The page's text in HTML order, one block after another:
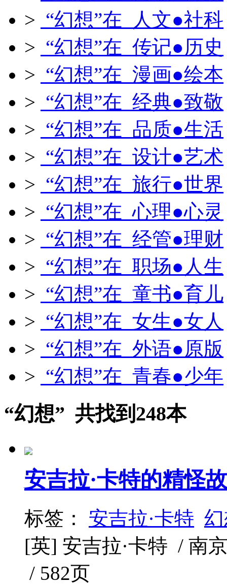
> “幻想”在 人文●社科
> “幻想”在 传记●历史
> “幻想”在 漫画●绘本
> “幻想”在 经典●致敬
> “幻想”在 品质●生活
> “幻想”在 设计●艺术
> “幻想”在 旅行●世界
> “幻想”在 心理●心灵
> “幻想”在 经管●理财
> “幻想”在 职场●人生
> “幻想”在 童书●育儿
> “幻想”在 女生●女人
> “幻想”在 外语●原版
> “幻想”在 青春●少年
“幻想” 共找到248本
安吉拉·卡特的精怪
标签： 安吉拉·卡特
[英] 安吉拉·卡特 / 南
/ 582页